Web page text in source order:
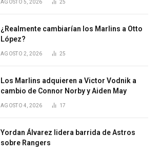
AGOSTO 5, 2026 25
¿Realmente cambiarían los Marlins a Otto
López?
AGOSTO 2, 2026 25
Los Marlins adquieren a Victor Vodnik a
cambio de Connor Norby y Aiden May
AGOSTO 4, 2026 17
Yordan Álvarez lidera barrida de Astros
sobre Rangers